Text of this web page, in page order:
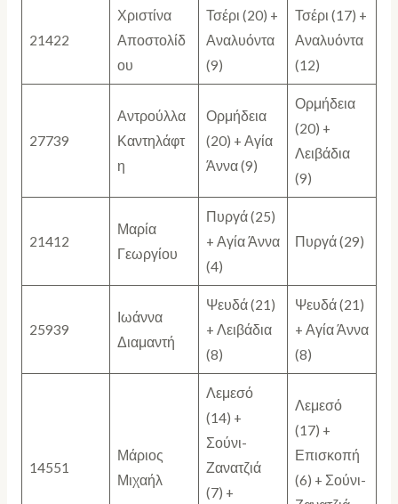
21422
Χριστίνα
Αποστολίδ
ου
Τσέρι (20) +
Αναλυόντα
(9)
Τσέρι (17) +
Αναλυόντα
(12)
27739
Αντρούλλα
Καντηλάφτ
η
Ορμήδεια
(20) + Αγία
Άννα (9)
Ορμήδεια
(20) +
Λειβάδια
(9)
21412
Μαρία
Γεωργίου
Πυργά (25)
+ Αγία Άννα
(4)
Πυργά (29)
25939
Ιωάννα
Διαμαντή
Ψευδά (21)
+ Λειβάδια
(8)
Ψευδά (21)
+ Αγία Άννα
(8)
14551
Μάριος
Μιχαήλ
Λεμεσό
(14) +
Σούνι-
Ζανατζιά
(7) +
Λεμεσό
(17) +
Επισκοπή
(6) + Σούνι-